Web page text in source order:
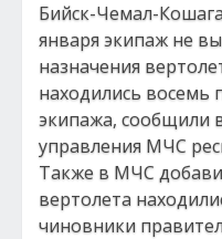
Бийск-Чемал-
января экипаж не
назначения
находились восемь
экипажа, сообщили
управления МЧС
Также в МЧС
вертолета
чиновники